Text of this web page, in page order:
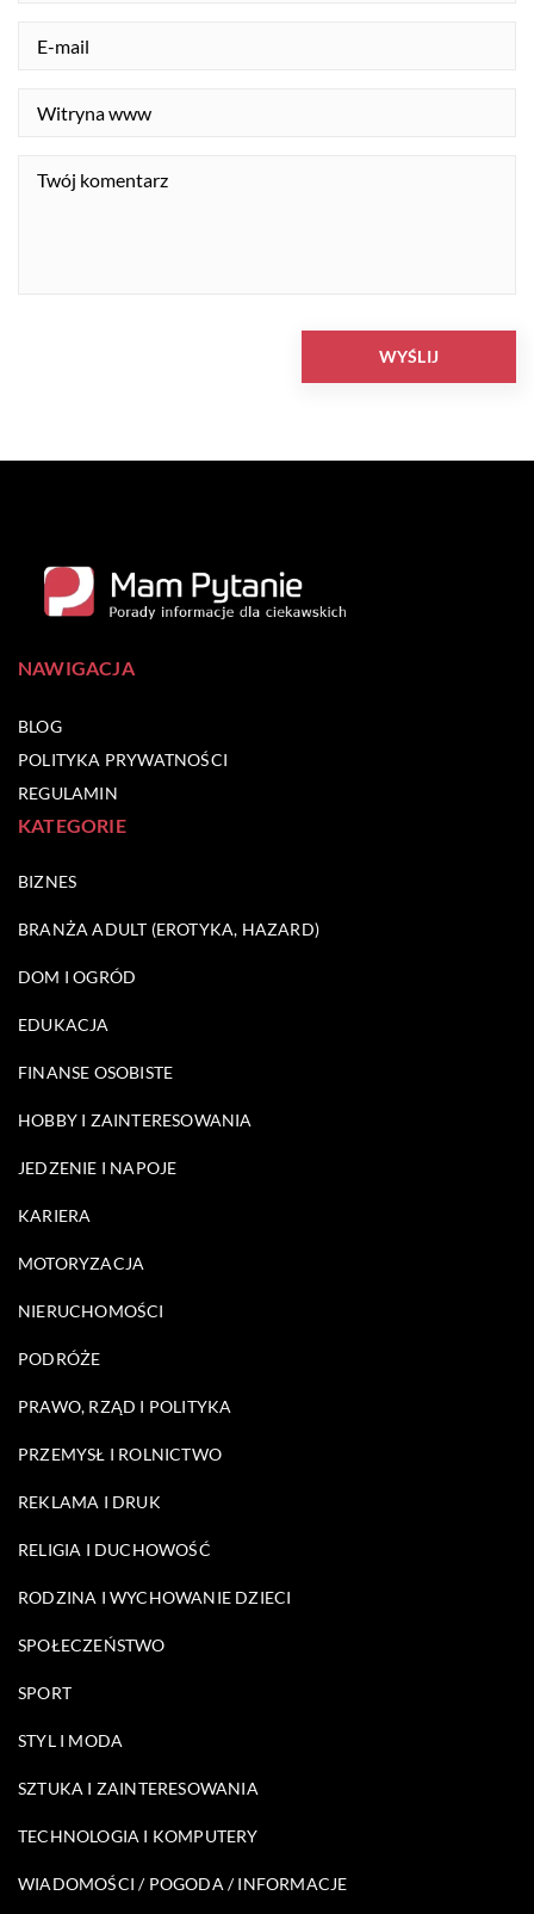
NAWIGACJA
BLOG
POLITYKA PRYWATNOŚCI
REGULAMIN
KATEGORIE
BIZNES
BRANŻA ADULT (EROTYKA, HAZARD)
DOM I OGRÓD
EDUKACJA
FINANSE OSOBISTE
HOBBY I ZAINTERESOWANIA
JEDZENIE I NAPOJE
KARIERA
MOTORYZACJA
NIERUCHOMOŚCI
PODRÓŻE
PRAWO, RZĄD I POLITYKA
PRZEMYSŁ I ROLNICTWO
REKLAMA I DRUK
RELIGIA I DUCHOWOŚĆ
RODZINA I WYCHOWANIE DZIECI
SPOŁECZEŃSTWO
SPORT
STYL I MODA
SZTUKA I ZAINTERESOWANIA
TECHNOLOGIA I KOMPUTERY
WIADOMOŚCI / POGODA / INFORMACJE